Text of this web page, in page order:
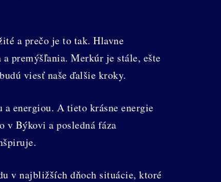
a prečo je to tak. Hlavne
premýšľania. Merkúr je stále, ešte
viesť naše ďalšie kroky.
energiou. A tieto krásne energie
v Býkovi a posledná fáza
v najbližších dňoch situácie, ktoré